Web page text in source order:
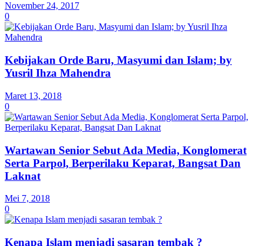
November 24, 2017
0
Kebijakan Orde Baru, Masyumi dan Islam; by
Yusril Ihza Mahendra
Maret 13, 2018
0
Wartawan Senior Sebut Ada Media, Konglomerat
Serta Parpol, Berperilaku Keparat, Bangsat Dan
Laknat
Mei 7, 2018
0
Kenapa Islam menjadi sasaran tembak ?